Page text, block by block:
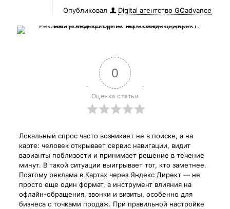
Опубликовал Digital агентство GOadvance
0
Оценка статьи
Локальный спрос часто возникает не в поиске, а на
карте: человек открывает сервис навигации, видит
варианты поблизости и принимает решение в течение
минут. В такой ситуации выигрывает тот, кто заметнее.
Поэтому реклама в Картах через Яндекс Директ — не
просто еще один формат, а инструмент влияния на
офлайн-обращения, звонки и визиты, особенно для
бизнеса с точками продаж. При правильной настройке